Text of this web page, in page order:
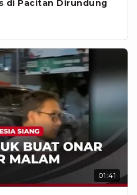
di Pacitan Dirundung
01:41